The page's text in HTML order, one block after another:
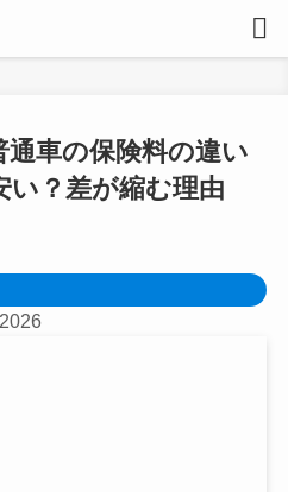
通車の保険料の違い
い？差が縮む理由